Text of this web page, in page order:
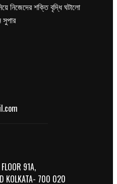
নিজেদের শক্তি বৃদ্ধি ঘটালো
সুপার
91A,
KOLKATA- 700 020